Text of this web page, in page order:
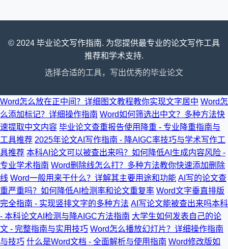
© 2024 毕业论文写作指南. 为您提供最专业的论文写作工具
推荐和学术支持.
选择合适的工具，写出优秀的毕业论文
Word怎么放在正中间？详细图文教程教你实现文字居中 Word怎
么添加标记？详细操作指南 Word如何筛选出中文？多种方法快
速提取中文内容 毕业论文查重报告使用降重 - 专业降重指南与
工具推荐 2025年论文AI写作指南 - 降AIGC率技巧与学术写作工
具推荐 本科AI论文可以被查出来吗？如何降低AI生成内容风险 -
专业学术指南 Word删除线怎么打？多种方法教你快速添加删除
线 Word一般用来干什么？详解其主要用途和功能 AI写的论文查
重严重吗？如何降低AI检测率和论文重复率 Word文字垂直排版
完全指南 - 实现竖排文字的多种方法 AI写论文能被查出来吗本科
- 本科论文AI检测与降AIGC方法指南 大学生如何发表自己的论
文 - 完整指南与实用技巧 Word怎么播放幻灯片？详细操作指南
与技巧 什么是Word文档 - 全面解析与使用指南 Word修改版如